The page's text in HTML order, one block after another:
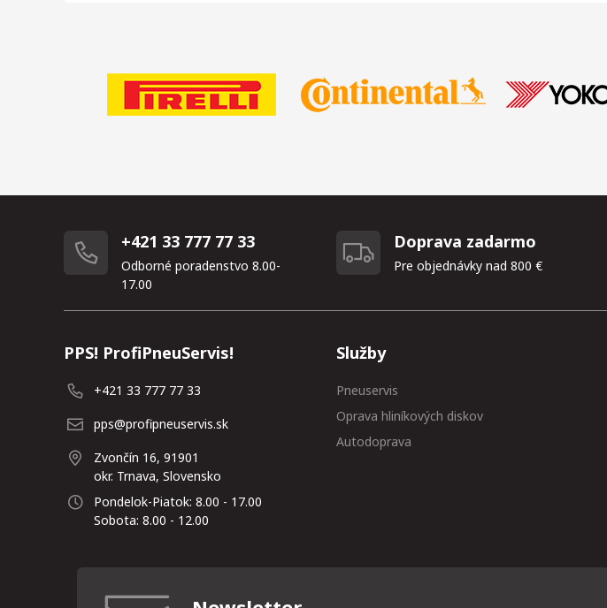
+421 33 777 77 33
Odborné poradenstvo 8.00-
17.00
Doprava zadarmo
Pre objednávky nad 800 €
PPS! ProfiPneuServis!
+421 33 777 77 33
pps@profipneuservis.sk
Zvončín 16, 91901
okr. Trnava, Slovensko
Pondelok-Piatok: 8.00 - 17.00
Sobota: 8.00 - 12.00
Služby
Pneuservis
Oprava hliníkových diskov
Autodoprava